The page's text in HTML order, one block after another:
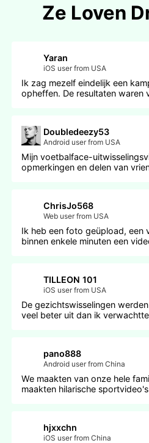
Ze Loven
Yaran
iOS user from USA
Ik zag mezelf eindelijk een
opheffen. De resultaten waren
Doubledeezy53
Android user from USA
Mijn voetbalface-
opmerkingen en delen van
ChrisJo568
Web user from USA
Ik heb een foto geüpload, een
binnen enkele minuten een
TILLEON 101
iOS user from USA
De gezichtswisselingen
veel beter uit dan ik
pano888
Android user from China
We maakten van onze hele
maakten hilarische
hjxxchn
iOS user from China